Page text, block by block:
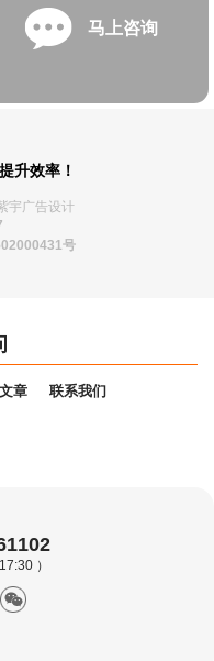
马上咨询
升效率！
宇广告设计
号
章 联系我们
）